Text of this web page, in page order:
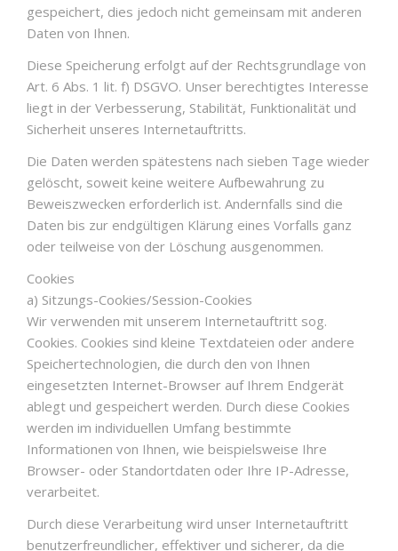
gespeichert, dies jedoch nicht gemeinsam mit anderen
Daten von Ihnen.
Diese Speicherung erfolgt auf der Rechtsgrundlage von
Art. 6 Abs. 1 lit. f) DSGVO. Unser berechtigtes Interesse
liegt in der Verbesserung, Stabilität, Funktionalität und
Sicherheit unseres Internetauftritts.
Die Daten werden spätestens nach sieben Tage wieder
gelöscht, soweit keine weitere Aufbewahrung zu
Beweiszwecken erforderlich ist. Andernfalls sind die
Daten bis zur endgültigen Klärung eines Vorfalls ganz
oder teilweise von der Löschung ausgenommen.
Cookies
a) Sitzungs-Cookies/Session-Cookies
Wir verwenden mit unserem Internetauftritt sog.
Cookies. Cookies sind kleine Textdateien oder andere
Speichertechnologien, die durch den von Ihnen
eingesetzten Internet-Browser auf Ihrem Endgerät
ablegt und gespeichert werden. Durch diese Cookies
werden im individuellen Umfang bestimmte
Informationen von Ihnen, wie beispielsweise Ihre
Browser- oder Standortdaten oder Ihre IP-Adresse,
verarbeitet.
Durch diese Verarbeitung wird unser Internetauftritt
benutzerfreundlicher, effektiver und sicherer, da die